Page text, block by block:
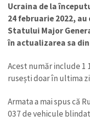
Ucraina de la
24 februarie 2022,
Statului Major
în actualizarea sa
Acest număr include
rusești doar în ultima
Armata a mai spus că
037 de vehicule